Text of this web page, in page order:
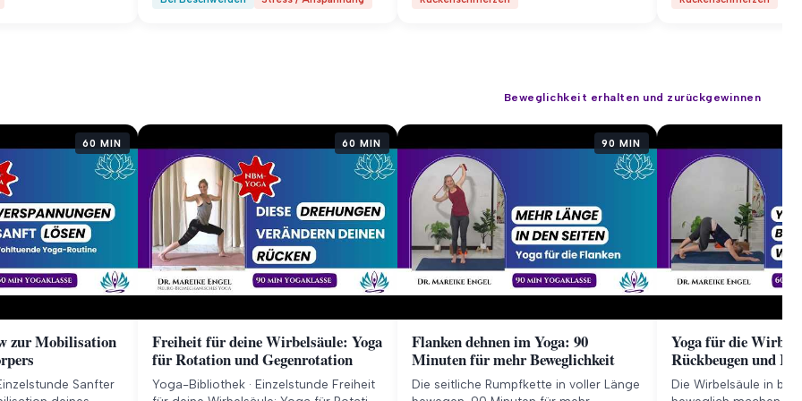
Beweglichkeit erhalten und zurückgewinnen
60 MIN
zur Mobilisation
Sanfter
60 MIN
Freiheit für deine Wirbelsäule: Yoga
für Rotation und Gegenrotation
Yoga-Bibliothek · Einzelstunde Freiheit
90 MIN
Flanken dehnen im Yoga: 90
Minuten für mehr Beweglichkeit
Die seitliche Rumpfkette in voller Länge
Yoga für die
Rückbeugen und
Die Wirbelsäule in